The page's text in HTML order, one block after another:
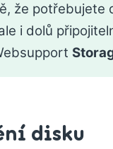
že potřebujete
i dolů
disku